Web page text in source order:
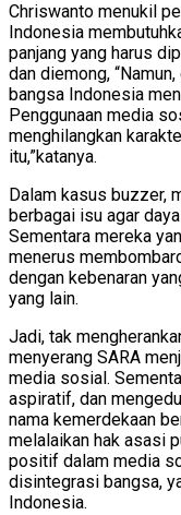
Chriswanto menukil
Indonesia
panjang yang harus
dan diemong,
bangsa Indonesia
Penggunaan media
menghilangkan
itu,”katanya.
Dalam kasus buzzer,
berbagai isu agar
Sementara mereka
menerus
dengan kebenaran
yang lain.
Jadi, tak
menyerang SARA
media sosial.
aspiratif, dan
nama kemerdekaan
melalaikan hak asasi
positif dalam media
disintegrasi bangsa,
Indonesia.